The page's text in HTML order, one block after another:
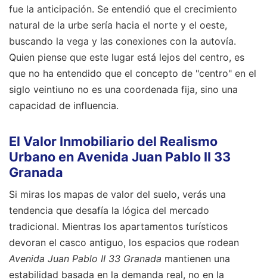
fue la anticipación. Se entendió que el crecimiento
natural de la urbe sería hacia el norte y el oeste,
buscando la vega y las conexiones con la autovía.
Quien piense que este lugar está lejos del centro, es
que no ha entendido que el concepto de "centro" en el
siglo veintiuno no es una coordenada fija, sino una
capacidad de influencia.
El Valor Inmobiliario del Realismo
Urbano en Avenida Juan Pablo II 33
Granada
Si miras los mapas de valor del suelo, verás una
tendencia que desafía la lógica del mercado
tradicional. Mientras los apartamentos turísticos
devoran el casco antiguo, los espacios que rodean
Avenida Juan Pablo II 33 Granada mantienen una
estabilidad basada en la demanda real, no en la